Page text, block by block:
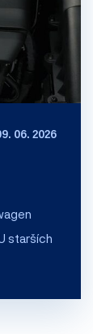
06. 2026
starších